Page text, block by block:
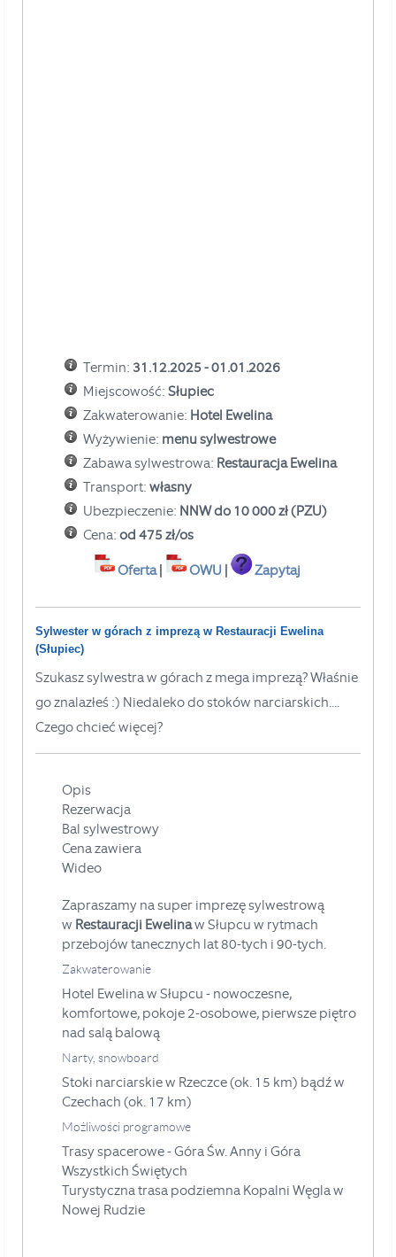
Termin: 31.12.2025 - 01.01.2026
Miejscowość: Słupiec
Zakwaterowanie: Hotel Ewelina
Wyżywienie: menu sylwestrowe
Zabawa sylwestrowa: Restauracja Ewelina
Transport: własny
Ubezpieczenie: NNW do 10 000 zł (PZU)
Cena: od 475 zł/os
Oferta| OWU | Zapytaj
Sylwester w górach z imprezą w Restauracji Ewelina
(Słupiec)
Szukasz sylwestra w górach z mega imprezą? Właśnie
go znalazłeś :) Niedaleko do stoków narciarskich....
Czego chcieć więcej?
Opis
Rezerwacja
Bal sylwestrowy
Cena zawiera
Wideo
Zapraszamy na super imprezę sylwestrową
w Restauracji Ewelinaw Słupcu w rytmach
przebojów tanecznych lat 80-tych i 90-tych.
Zakwaterowanie
Hotel Ewelina w Słupcu - nowoczesne,
komfortowe, pokoje 2-osobowe, pierwsze piętro
nad salą balową
Narty, snowboard
Stoki narciarskie w Rzeczce (ok. 15 km) bądź w
Czechach (ok. 17 km)
Możliwości programowe
Trasy spacerowe - Góra Św. Anny i Góra
Wszystkich Świętych
Turystyczna trasa podziemna Kopalni Węgla w
Nowej Rudzie